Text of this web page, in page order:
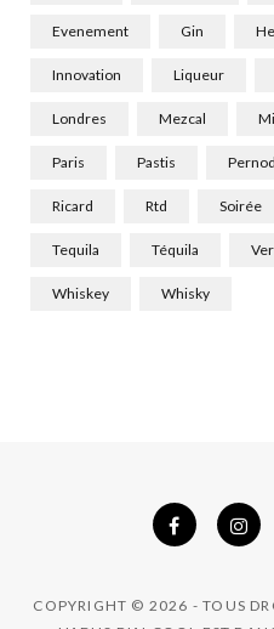
Evenement Gin
Innovation Liqueur
Londres Mezcal
Paris Pastis Pernod
Ricard Rtd Soirée
Tequila Téquila
Whiskey Whisky
COPYRIGHT © 2026 - TOUS